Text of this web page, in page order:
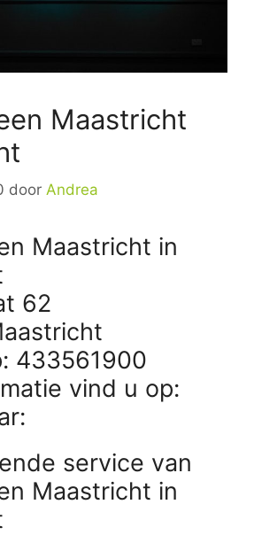
Maastricht
door Andrea
Maastricht in
62
433561900
vind u op:
service van
Maastricht in